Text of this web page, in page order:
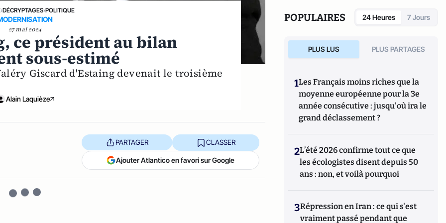
›DÉCRYPTAGES›POLITIQUE
27 mai 2024
ce président au bilan
sous-estimé
Giscard d'Estaing devenait le troisième
Alain Laquièze
PARTAGER CLASSER
Ajouter Atlantico en favori sur Google
L’envers de la démocratie (2012). En co-
direction avec Xavier Bioy, Thierry Rambaud
Président de la Ve République et les
libertés, préface de Valéry Giscard
contributions «Benjamin Constant», «Guizot
et la monarchie de Juillet», «Juste milieu» et
«Thiers» parues dans Le dictionnaire du
conservatisme sous la direction de Frédéric
Rouvillois, Olivier Dard et Christophe
POPULAIRES 24 Heures 7 Jours
PLUS LUS PLUS PARTAGES
1Les Français moins riches que la
moyenne européenne pour la 3e
année consécutive : jusqu'où ira le
grand déclassement ?
2L’été 2026 confirme tout ce que
les écologistes disent depuis 50
ans : non, et voilà pourquoi
3Répression en Iran : ce qui s'est
vraiment passé pendant que